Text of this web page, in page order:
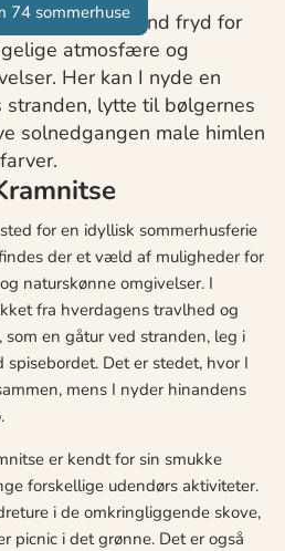
74 sommerhuseer en sand fryd for
atmosfære og
Her kan I nyde en
lytte til bølgernes
solnedgangen male himlen
for en idyllisk sommerhusferie
der et væld af muligheder for
naturskønne omgivelser. I
fra hverdagens travlhed og
en gåtur ved stranden, leg i
Det er stedet, hvor I
mens I nyder hinandens
er kendt for sin smukke
forskellige udendørs aktiviteter.
i de omkringliggende skove,
picnic i det grønne. Det er også